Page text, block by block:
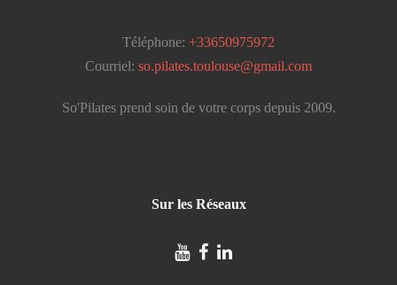
Téléphone: +33650975972
Courriel: so.pilates.toulouse@gmail.com
So'Pilates prend soin de votre corps depuis 2009.
Sur les Réseaux